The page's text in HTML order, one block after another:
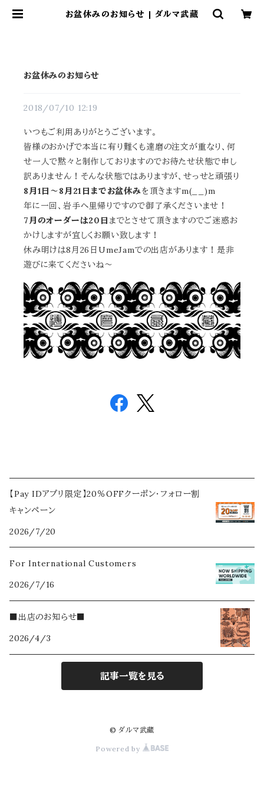
お盆休みのお知らせ | ダルマ武藏
お盆休みのお知らせ
2018/07/10 12:19
いつもご利用ありがとうございます。
皆様のおかげで本当に有り難くも達磨の注文が重なり、何
せ一人で黙々と制作しておりますのでお待たせ状態で申し
訳ありません！そんな状態ではありますが、せっせと頑張り
8月1日～8月21日までお盆休み を頂きますm(__)m
年に一回、岩手へ里帰りですので御了承くださいませ！
7月のオーダーは20日 までとさせて頂きますのでご迷惑お
かけしますが宜しくお願い致します！
休み明けは8月26日UmeJamでの出店があります！是非
遊びに来てくださいね～
【Pay IDアプリ限定】20％OFFクーポン・フォロー割
キャンペーン
2026/7/20
For International Customers
2026/7/16
■出店のお知らせ■
2026/4/3
記事一覧を見る
© ダルマ武藏
Powered by